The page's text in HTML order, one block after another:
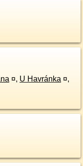
¤, U Havránka ¤,